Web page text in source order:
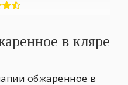
в кляре
обжаренное в